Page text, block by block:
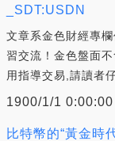
_SDT:USDN
文章系金色財經專
習交流！金色盤面
用指導交易,請讀者
1900/1/1 0:00:00
比特幣的“黃金時